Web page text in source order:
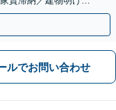
談可】
ルでお問い合わせ